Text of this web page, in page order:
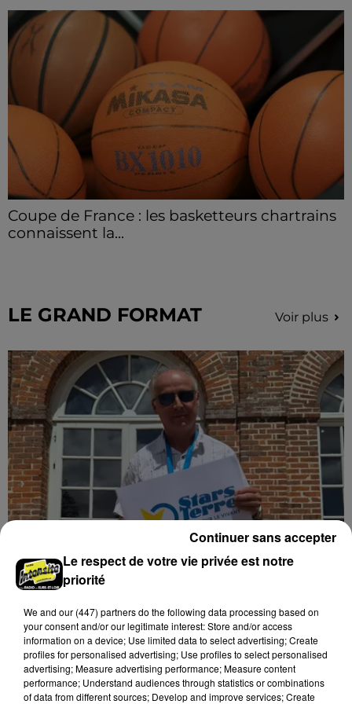
Coupe de France : les basketteurs chartrains
connaissent la...
LE GRAND FORMAT Voir plus
Stars'Terre 2026 : Philippe Palmieri dévoile
les ambitions d'un...
À quelques semaines de la première édition de
Stars'Terre, organisée du 18 au 20 septembre 2026 au
Château de Courtalain, Philippe Palmieri, président...
LES JEUX Voir plus
Le respect de votre vie privée est notre
priorité
We and our (447) partnersdo the following data processing based on
your consent and/or our legitimate interest: Store and/or access
information on a device; Use limited data to select advertising; Create
profiles for personalised advertising; Use profiles to select personalised
advertising; Measure advertising performance; Measure content
performance; Understand audiences through statistics or combinations
of data from different sources; Develop and improve services; Create
Continuer sans accepter